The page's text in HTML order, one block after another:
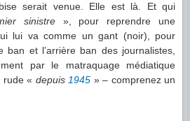
serait venue. Elle est là. Et qui
sinistre», pour reprendre une
lui va comme un gant (noir), pour
ban et l’arrière ban des journalistes,
par le matraquage médiatique
rude « depuis 1945 » – comprenez un